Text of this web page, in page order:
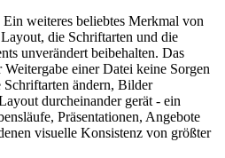
Ein weiteres beliebtes Merkmal von
die Schriftarten und die
unverändert beibehalten. Das
Weitergabe einer Datei keine Sorgen
Schriftarten ändern, Bilder
durcheinander gerät - ein
Präsentationen, Angebote
visuelle Konsistenz von größter